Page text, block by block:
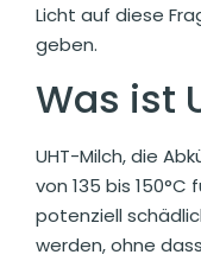
Licht auf diese
geben.
Was ist
UHT-Milch, die
von 135 bis
potenziell
werden, ohne